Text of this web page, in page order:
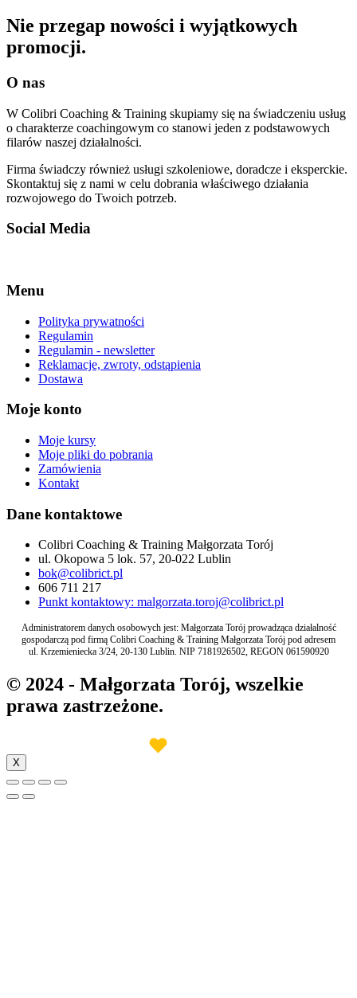
Nie przegap nowości i wyjątkowych
promocji.
O nas
W Colibri Coaching & Training skupiamy się na świadczeniu usług
o charakterze coachingowym co stanowi jeden z podstawowych
filarów naszej działalności.
Firma świadczy również usługi szkoleniowe, doradcze i eksperckie.
Skontaktuj się z nami w celu dobrania właściwego działania
rozwojowego do Twoich potrzeb.
Social Media
Menu
Polityka prywatności
Regulamin
Regulamin - newsletter
Reklamacje, zwroty, odstąpienia
Dostawa
Moje konto
Moje kursy
Moje pliki do pobrania
Zamówienia
Kontakt
Dane kontaktowe
Colibri Coaching & Training Małgorzata Torój
ul. Okopowa 5 lok. 57, 20-022 Lublin
bok@colibrict.pl
606 711 217
Punkt kontaktowy: malgorzata.toroj@colibrict.pl
Administratorem danych osobowych jest: Małgorzata Torój prowadząca działalność
gospodarczą pod firmą Colibri Coaching & Training Małgorzata Torój pod adresem
ul. Krzemieniecka 3/24, 20-130 Lublin. NIP 7181926502, REGON 061590920
© 2024 - Małgorzata Torój, wszelkie
prawa zastrzeżone.
♥︎by INB Marketing
X